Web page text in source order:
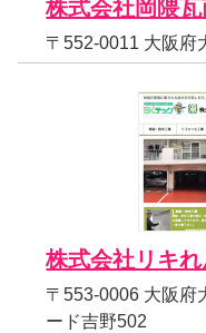
株式会社岡隈
〒552-0011 大阪府
株式会社リキれ
〒553-0006 大阪府
ード吉野502